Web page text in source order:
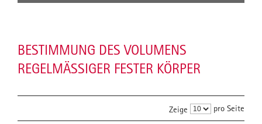
BESTIMMUNG DES VOLUMENS
REGELMÄSSIGER FESTER KÖRPER
Zeige pro Seite